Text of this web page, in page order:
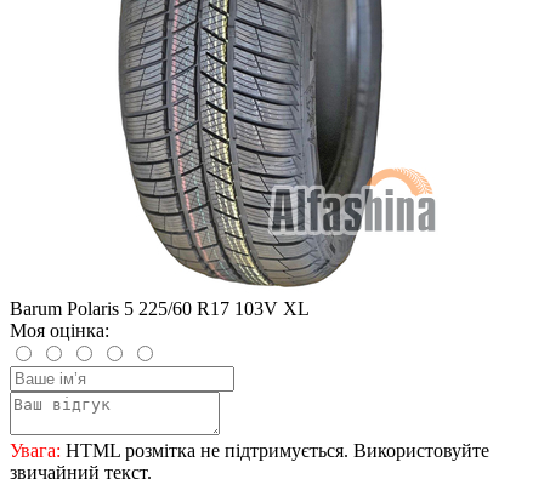
Barum Polaris 5 225/60 R17 103V XL
Моя оцінка:
Увага: HTML розмітка не підтримується. Використовуйте
звичайний текст.